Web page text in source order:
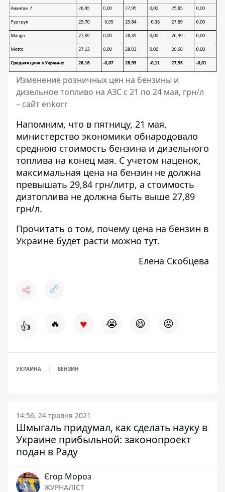
Изменение розничных цен на бензины и
дизельное топливо на АЗС с 21 по 24 мая, грн/л
– сайт enkorr
Напомним, что в пятницу, 21 мая,
министерство экономики обнародовало
среднюю стоимость бензина и дизельного
топлива на конец мая. С учетом наценок,
максимальная цена на бензин не должна
превышать 29,84 грн/литр, а стоимость
дизтоплива не должна быть выше 27,89
грн/л.
Прочитать о том, почему цена на бензин в
Украине будет расти можно тут.
Елена Скобцева
👍 🔥 ♥ 😭 😆 😡
УКРАИНА БЕНЗИН
14:56, 24 травня 2021
Шмыгаль придумал, как сделать науку в
Украине прибыльной: законопроект
подан в Раду
Єгор Мороз
ЖУРНАЛІСТ